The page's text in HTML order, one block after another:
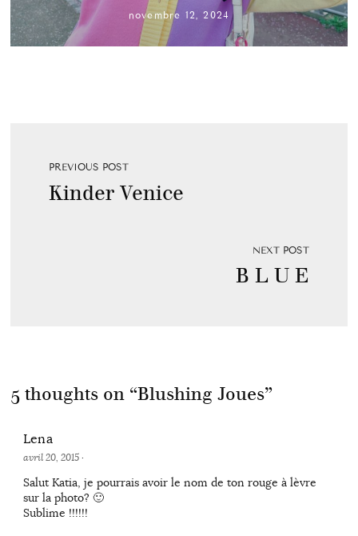
novembre 12, 2024
PREVIOUS POST
Kinder Venice
NEXT POST
B L U E
5 thoughts on “Blushing Joues”
Lena
avril 20, 2015·
Salut Katia, je pourrais avoir le nom de ton rouge à lèvre
sur la photo? 🙂
Sublime !!!!!!